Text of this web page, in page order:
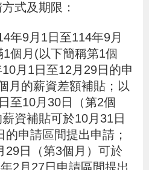
式及期限：
年9月1日至114年9月
個月(以下簡稱第1個
月1日至12月29日的申
月的薪資差額補貼；以
至10月30日（第2個
資補貼可於10月31日
的申請區間提出申請；
29日（第3個月）可於
2月27日申請區間提出